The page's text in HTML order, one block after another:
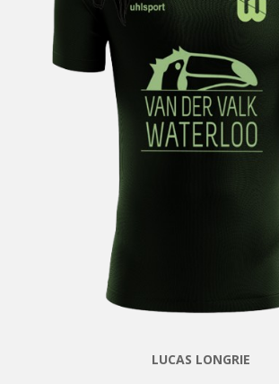
LUCAS LONGRIE